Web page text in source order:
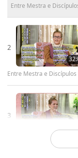
Entre Mestra e
2
Entre Mestra e Discípulos
3
Entre Mestra e Discípulos